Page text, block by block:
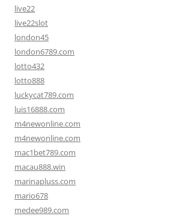
live22
live22slot
london45
london6789.com
lotto432
lotto888
luckycat789.com
luis16888.com
m4newonline.com
m4newonline.com
mac1bet789.com
macau888.win
marinapluss.com
mario678
medee989.com